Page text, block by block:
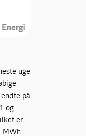
uge
på
og
er